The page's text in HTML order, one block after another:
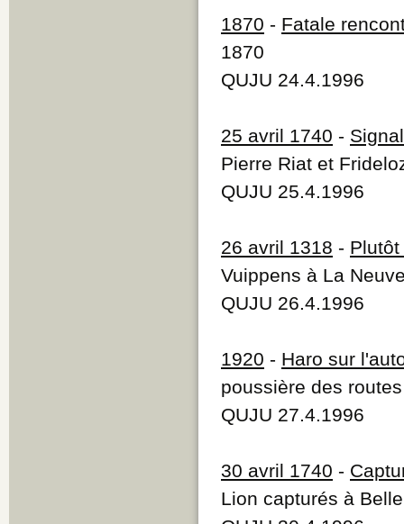
1870 - Fatale
1870
QUJU 24.4.1996
25 avril 1740 -
Pierre Riat et
QUJU 25.4.1996
26 avril 1318 -
Vuippens à La
QUJU 26.4.1996
1920 - Haro sur
poussière des routes
QUJU 27.4.1996
30 avril 1740 -
Lion capturés à